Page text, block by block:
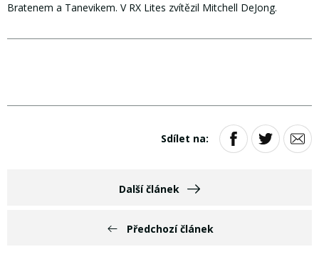
Bratenem a Tanevikem. V RX Lites zvítězil Mitchell DeJong.
Předchozí článek
Sdílet na:
Další článek